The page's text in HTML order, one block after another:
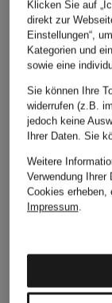
+Aktionsrabatt
MARC CAIN
T-Shirt mit
Schmucksteinen
89,99 €
Bestpreis:76,49 €
Ursprünglich:119,90
Klicken Sie auf
direkt zur
Einstellungen“,
Kategorien und
sowie eine
Sie können Ihre
widerrufen (z.B.
jedoch keine
Ihrer Daten. Sie
Weitere
Verwendung Ihrer
Cookies erheben,
Impressum.